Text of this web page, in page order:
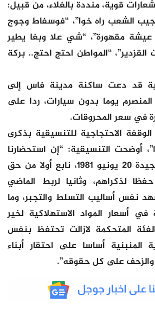
قوية، منددة بالغلاء، من قبيل:
جيب الشعب راه خوا”، “فوسفاط وجوج
عيشة مقهورة”، “شي علا وبغا يطير
“المواطن احتج احتج.. بركة
قد دعت ساكنة مدينة فاس إلى
يوما بدون سيارات، ردا على
في سعر المحروقات.
الاحتجاجية للتنسيقية بذكرى
أوضحت التنسيقية: “إن استحضارنا
لهذه الذكرى المجيدة 20 يونيو 1981، نابع أولا من حق
لذكراهم، وثانيا لربط الماضي
نفس أساليب التسلط والتجبر، وما
في أسعار المواد الاستهلاكية لخير
المتحكمة لازالت تحتفظ بنفس
المنبنية أساسا على احتقار أبناء
على كل حقوقه”.